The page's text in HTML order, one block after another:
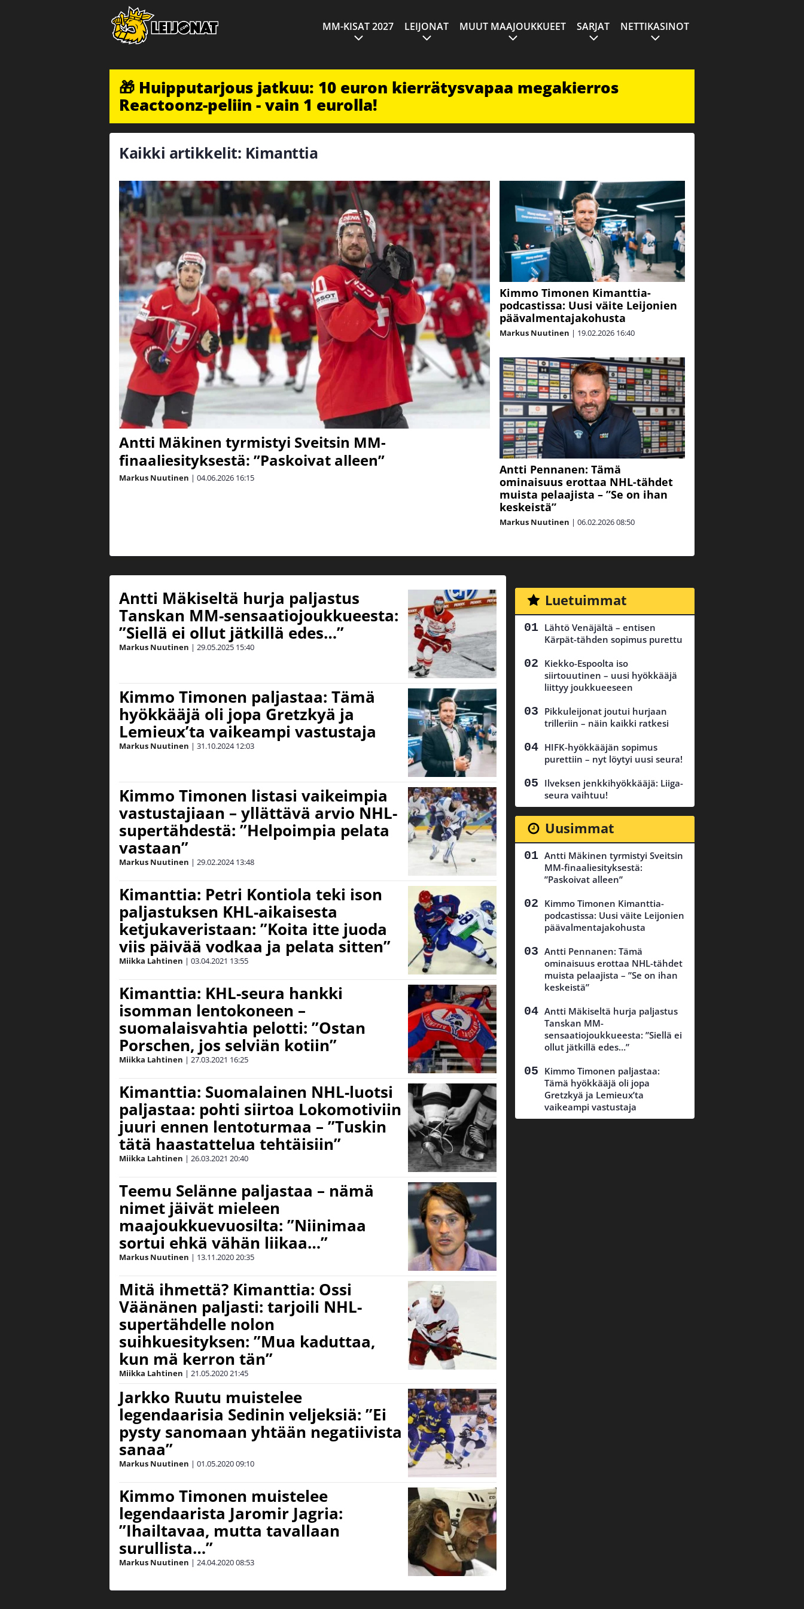
MM-KISAT 2027 LEIJONAT MUUT MAAJOUKKUEET SARJAT NETTIKASINOT
🎁 Huipputarjous jatkuu: 10 euron kierrätysvapaa megakierros
Reactoonz-peliin - vain 1 eurolla!
Kaikki artikkelit: Kimanttia
Antti Mäkinen tyrmistyi Sveitsin MM-
finaaliesityksestä: ”Paskoivat alleen”
Markus Nuutinen | 04.06.2026 16:15
Kimmo Timonen Kimanttia-
podcastissa: Uusi väite Leijonien
päävalmentajakohusta
Markus Nuutinen | 19.02.2026 16:40
Antti Pennanen: Tämä
ominaisuus erottaa NHL-tähdet
muista pelaajista – ”Se on ihan
keskeistä”
Markus Nuutinen | 06.02.202608:50
Antti Mäkiseltä hurja paljastus
Tanskan MM-sensaatiojoukkueesta:
”Siellä ei ollut jätkillä edes…”
Markus Nuutinen | 29.05.2025 15:40
Kimmo Timonen paljastaa: Tämä
hyökkääjä oli jopa Gretzkyä ja
Lemieux’ta vaikeampi vastustaja
Markus Nuutinen | 31.10.2024 12:03
Kimmo Timonen listasi vaikeimpia
vastustajiaan – yllättävä arvio NHL-
supertähdestä: ”Helpoimpia pelata
vastaan”
Markus Nuutinen | 29.02.2024 13:48
Kimanttia: Petri Kontiola teki ison
paljastuksen KHL-aikaisesta
ketjukaveristaan: ”Koita itte juoda
viis päivää vodkaa ja pelata sitten”
Miikka Lahtinen | 03.04.2021 13:55
Kimanttia: KHL-seura hankki
isomman lentokoneen –
suomalaisvahtia pelotti: ”Ostan
Porschen, jos selviän kotiin”
Miikka Lahtinen | 27.03.2021 16:25
Kimanttia: Suomalainen NHL-luotsi
paljastaa: pohti siirtoa Lokomotiviin
juuri ennen lentoturmaa – ”Tuskin
tätä haastattelua tehtäisiin”
Miikka Lahtinen | 26.03.2021 20:40
Teemu Selänne paljastaa – nämä
nimet jäivät mieleen
maajoukkuevuosilta: ”Niinimaa
sortui ehkä vähän liikaa…”
Markus Nuutinen | 13.11.202020:35
Mitä ihmettä? Kimanttia: Ossi
Väänänen paljasti: tarjoili NHL-
supertähdelle nolon
suihkuesityksen: ”Mua kaduttaa,
kun mä kerron tän”
Miikka Lahtinen | 21.05.202021:45
Jarkko Ruutu muistelee
legendaarisia Sedinin veljeksiä: ”Ei
pysty sanomaan yhtään negatiivista
sanaa”
Markus Nuutinen | 01.05.202009:10
Kimmo Timonen muistelee
legendaarista Jaromir Jagria:
”Ihailtavaa, mutta tavallaan
surullista…”
Markus Nuutinen | 24.04.202008:53
Luetuimmat
Lähtö Venäjältä – entisen
Kärpät-tähden sopimus purettu
Kiekko-Espoolta iso
siirtouutinen – uusi hyökkääjä
liittyy joukkueeseen
Pikkuleijonat joutui hurjaan
trilleriin – näin kaikki ratkesi
HIFK-hyökkääjän sopimus
purettiin – nyt löytyi uusi seura!
Ilveksen jenkkihyökkääjä: Liiga-
seura vaihtuu!
Uusimmat
Antti Mäkinen tyrmistyi Sveitsin
MM-finaaliesityksestä:
”Paskoivat alleen”
Kimmo Timonen Kimanttia-
podcastissa: Uusi väite Leijonien
päävalmentajakohusta
Antti Pennanen: Tämä
ominaisuus erottaa NHL-tähdet
muista pelaajista – ”Se on ihan
keskeistä”
Antti Mäkiseltä hurja paljastus
Tanskan MM-
sensaatiojoukkueesta: ”Siellä ei
ollut jätkillä edes…”
Kimmo Timonen paljastaa:
Tämä hyökkääjä oli jopa
Gretzkyä ja Lemieux’ta
vaikeampi vastustaja